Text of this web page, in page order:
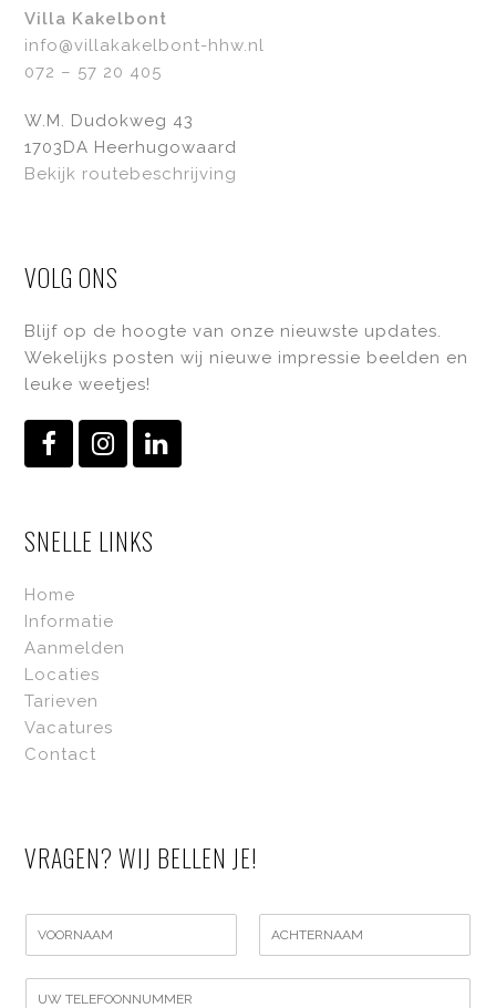
Villa Kakelbont
info@villakakelbont-hhw.nl
072 – 57 20 405
W.M. Dudokweg 43
1703DA Heerhugowaard
Bekijk routebeschrijving
VOLG ONS
Blijf op de hoogte van onze nieuwste updates.
Wekelijks posten wij nieuwe impressie beelden en
leuke weetjes!
Facebook
Instagram
LinkedIn
SNELLE LINKS
Home
Informatie
Aanmelden
Locaties
Tarieven
Vacatures
Contact
VRAGEN? WIJ BELLEN JE!
m
o
c